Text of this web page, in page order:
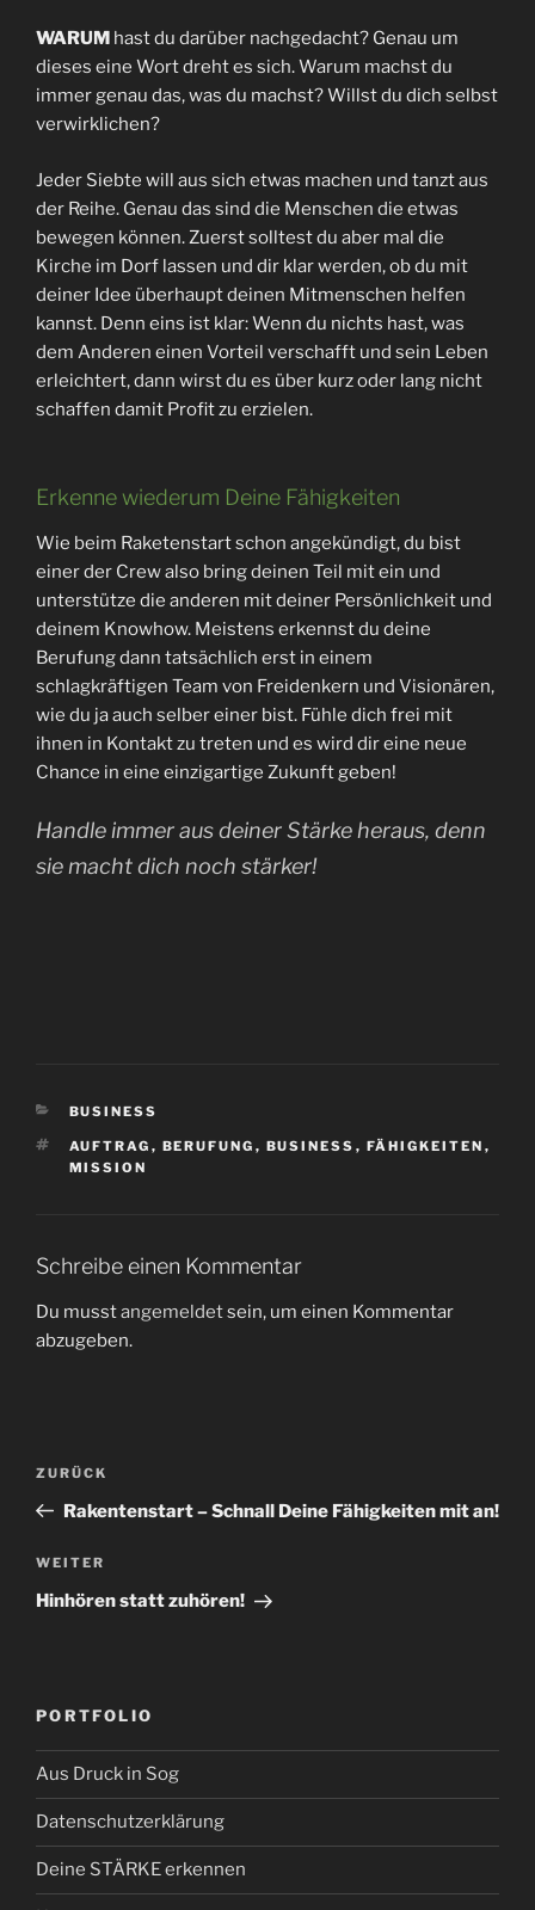
WARUM hast du darüber nachgedacht? Genau um
dieses eine Wort dreht es sich. Warum machst du
immer genau das, was du machst? Willst du dich selbst
verwirklichen?
Jeder Siebte will aus sich etwas machen und tanzt aus
der Reihe. Genau das sind die Menschen die etwas
bewegen können. Zuerst solltest du aber mal die
Kirche im Dorf lassen und dir klar werden, ob du mit
deiner Idee überhaupt deinen Mitmenschen helfen
kannst. Denn eins ist klar: Wenn du nichts hast, was
dem Anderen einen Vorteil verschafft und sein Leben
erleichtert, dann wirst du es über kurz oder lang nicht
schaffen damit Profit zu erzielen.
Erkenne wiederum Deine Fähigkeiten
Wie beim Raketenstart schon angekündigt, du bist
einer der Crew also bring deinen Teil mit ein und
unterstütze die anderen mit deiner Persönlichkeit und
deinem Knowhow. Meistens erkennst du deine
Berufung dann tatsächlich erst in einem
schlagkräftigen Team von Freidenkern und Visionären,
wie du ja auch selber einer bist. Fühle dich frei mit
ihnen in Kontakt zu treten und es wird dir eine neue
Chance in eine einzigartige Zukunft geben!
Handle immer aus deiner Stärke heraus, denn
sie macht dich noch stärker!
KATEGORIEN
BUSINESS
SCHLAGWÖRTER
AUFTRAG , BERUFUNG , BUSINESS , FÄHIGKEITEN ,
MISSION
Schreibe einen Kommentar
Du musstangemeldetsein, um einen Kommentar
abzugeben.
Beitragsnavigation
Vorheriger
Beitrag
ZURÜCK
Rakentenstart – Schnall Deine Fähigkeiten mit an!
Nächster
Beitrag
WEITER
Hinhören statt zuhören!
PORTFOLIO
Aus Druck in Sog
Datenschutzerklärung
Deine STÄRKE erkennen